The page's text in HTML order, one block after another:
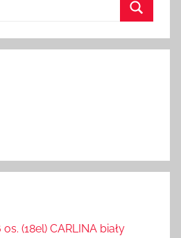
(18el) CARLINA biały